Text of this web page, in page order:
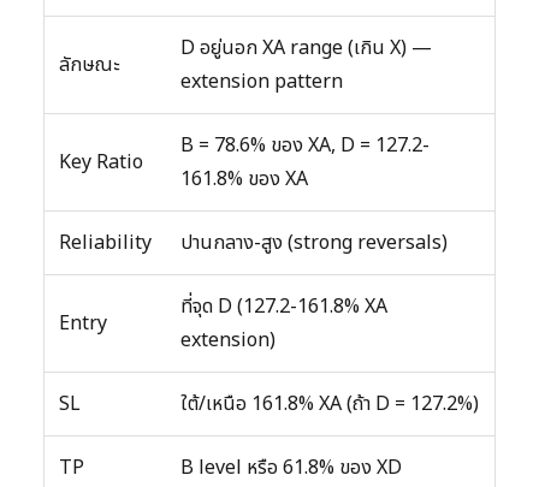
ลักษณะ
D อยู่นอก XA range (เกิน X) —
extension pattern
Key Ratio
B = 78.6% ของ XA, D = 127.2-
161.8% ของ XA
Reliability ปานกลาง-สูง (strong reversals)
Entry
ที่จุด D (127.2-161.8% XA
extension)
SL ใต้/เหนือ 161.8% XA (ถ้า D = 127.2%)
TP B level หรือ 61.8% ของ XD